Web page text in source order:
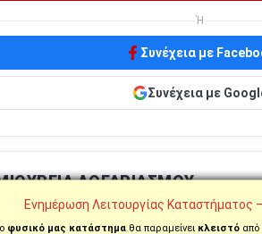
Ή
Συνέχεια με
Συνέχεια με
ΛΟΓΑΡΙΑΣΜΟΎ
Δημιουργήστε λογαριασμό για
Ενημέρωση Λειτουργίας Καταστήματος
φυσικό μας κατάστημαθα παραμείνει κλειστό από